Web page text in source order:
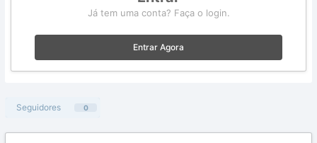
Já tem uma conta? Faça o login.
Entrar Agora
Seguidores 0